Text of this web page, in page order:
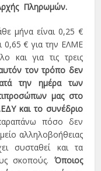
Πληρωμών.
μήνα είναι 0,25 €
0,65 € για την ΕΛΜΕ
για τις τρεις
τον τρόπο δεν
την ημέρα των
μας στο
και το συνέδριο
πόσο δεν
αλληλοβοήθειας
συσταθεί και τα
σκοπούς. Όποιος